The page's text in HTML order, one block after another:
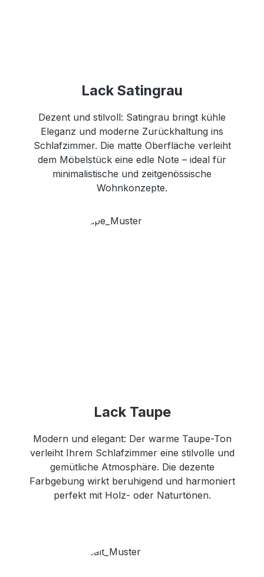
Lack Satingrau
Dezent und stilvoll: Satingrau bringt kühle
Eleganz und moderne Zurückhaltung ins
Schlafzimmer. Die matte Oberfläche verleiht
dem Möbelstück eine edle Note – ideal für
minimalistische und zeitgenössische
Wohnkonzepte.
Lack Taupe
Modern und elegant: Der warme Taupe-Ton
verleiht Ihrem Schlafzimmer eine stilvolle und
gemütliche Atmosphäre. Die dezente
Farbgebung wirkt beruhigend und harmoniert
perfekt mit Holz- oder Naturtönen.